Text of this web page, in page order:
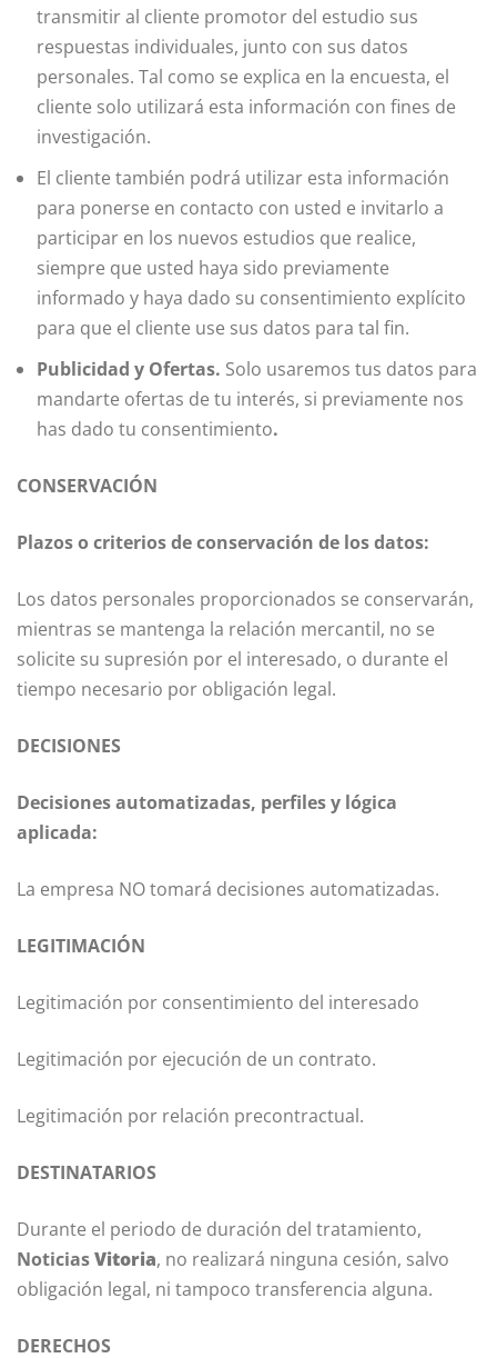
transmitir al cliente promotor del estudio sus
respuestas individuales, junto con sus datos
personales. Tal como se explica en la encuesta, el
cliente solo utilizará esta información con fines de
investigación.
El cliente también podrá utilizar esta información
para ponerse en contacto con usted e invitarlo a
participar en los nuevos estudios que realice,
siempre que usted haya sido previamente
informado y haya dado su consentimiento explícito
para que el cliente use sus datos para tal fin.
Publicidad y Ofertas. Solo usaremos tus datos para
mandarte ofertas de tu interés, si previamente nos
has dado tu consentimiento.
CONSERVACIÓN
Plazos o criterios de conservación de los datos:
Los datos personales proporcionados se conservarán,
mientras se mantenga la relación mercantil, no se
solicite su supresión por el interesado, o durante el
tiempo necesario por obligación legal.
DECISIONES
Decisiones automatizadas, perfiles y lógica
aplicada:
La empresa NO tomará decisiones automatizadas.
LEGITIMACIÓN
Legitimación por consentimiento del interesado
Legitimación por ejecución de un contrato.
Legitimación por relación precontractual.
DESTINATARIOS
Durante el periodo de duración del tratamiento,
NoticiasVitoria, no realizará ninguna cesión, salvo
obligación legal, ni tampoco transferencia alguna.
DERECHOS